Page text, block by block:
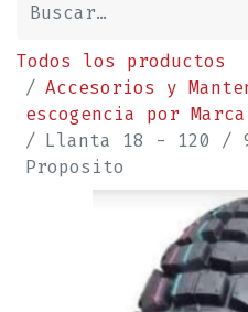
Todos los productos
Accesorios y
escogencia por Marca
Llanta 18 - 120 /
Proposito